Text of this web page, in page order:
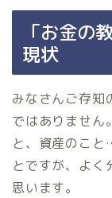
「お金の
現状
みなさんご存知
ではありません
と、資産のこ
とですが、よく
思います。